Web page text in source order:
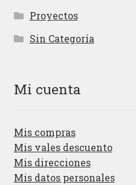
Proyectos
Sin Categoría
Mi cuenta
Mis compras
Mis vales descuento
Mis direcciones
Mis datos personales